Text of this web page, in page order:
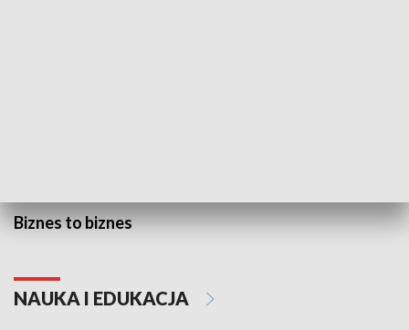
Biznes to biznes
NAUKA I EDUKACJA